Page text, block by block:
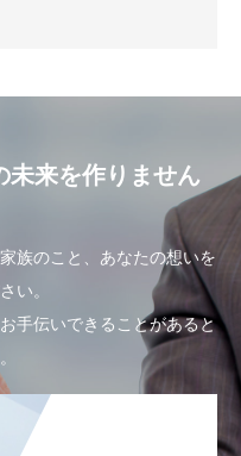
未来を作りません
族のこと、あなたの想いを
い。
手伝いできることがあると